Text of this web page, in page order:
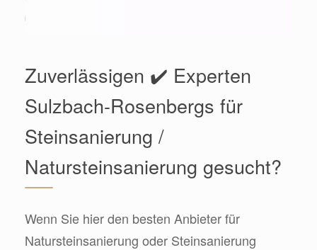
Zuverlässigen ✔️ Experten
Sulzbach-Rosenbergs für
Steinsanierung /
Natursteinsanierung gesucht?
Wenn Sie hier den besten Anbieter für
Natursteinsanierung oder Steinsanierung